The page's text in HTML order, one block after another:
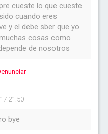
cueste lo que cueste
cuando eres
y el debe sber que yo
cosas como
de nosotros
21:50
bye